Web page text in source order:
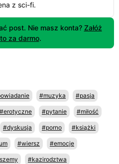
z sci-fi.
post. Nie masz konta? Załóż
za darmo.
#muzyka #pasja
#erotyczne #pytanie #miłość
#dyskusja #porno #książki
#wiersz #emocje
#kazirodztwa